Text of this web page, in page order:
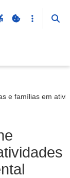
e famílias em